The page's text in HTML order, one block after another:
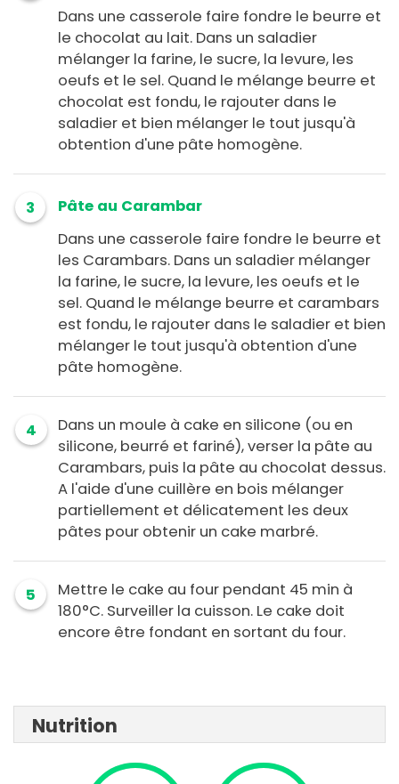
Dans une casserole faire fondre le beurre et
le chocolat au lait. Dans un saladier
mélanger la farine, le sucre, la levure, les
oeufs et le sel. Quand le mélange beurre et
chocolat est fondu, le rajouter dans le
saladier et bien mélanger le tout jusqu'à
obtention d'une pâte homogène.
3
Pâte au Carambar
Dans une casserole faire fondre le beurre et
les Carambars. Dans un saladier mélanger
la farine, le sucre, la levure, les oeufs et le
sel. Quand le mélange beurre et carambars
est fondu, le rajouter dans le saladier et bien
mélanger le tout jusqu'à obtention d'une
pâte homogène.
4
Dans un moule à cake en silicone (ou en
silicone, beurré et fariné), verser la pâte au
Carambars, puis la pâte au chocolat dessus.
A l'aide d'une cuillère en bois mélanger
partiellement et délicatement les deux
pâtes pour obtenir un cake marbré.
5
Mettre le cake au four pendant 45 min à
180°C. Surveiller la cuisson. Le cake doit
encore être fondant en sortant du four.
Nutrition